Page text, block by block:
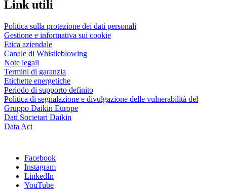
Link utili
Politica sulla protezione dei dati personali
Gestione e informativa sui cookie
Etica aziendale
Canale di Whistleblowing
Note legali
Termini di garanzia
Etichette energetiche
Periodo di supporto definito
Politica di segnalazione e divulgazione delle vulnerabilità del
Gruppo Daikin Europe
Dati Societari Daikin
Data Act
Facebook
Instagram
LinkedIn
YouTube